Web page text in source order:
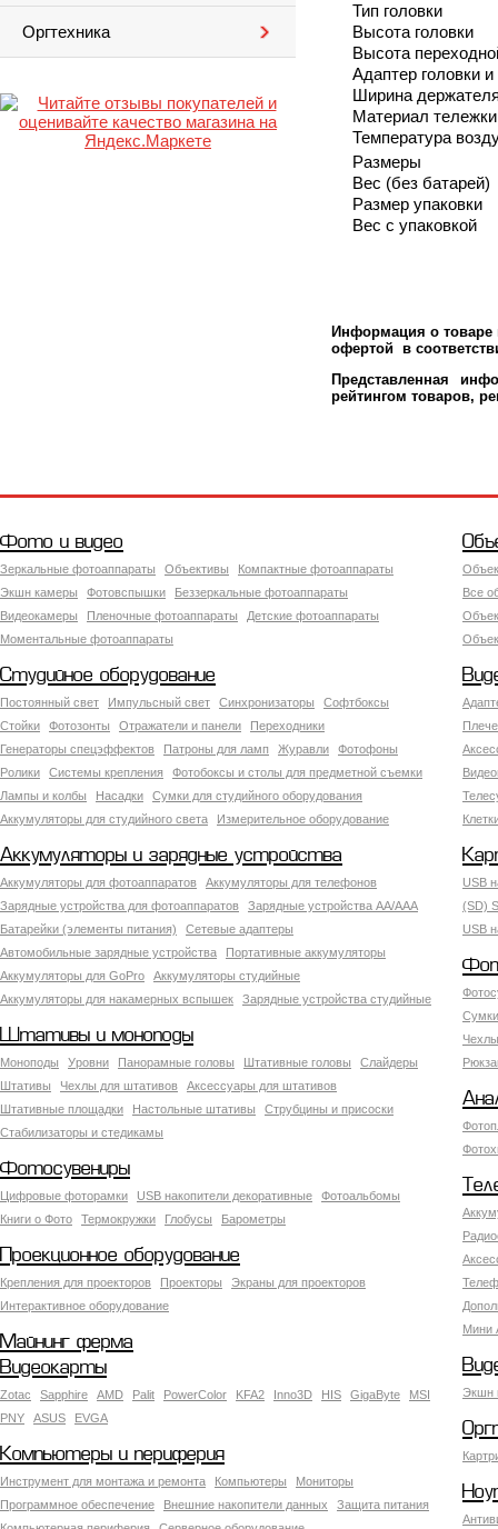
Оргтехника
Тип головки
Высота головки
Высота
Адаптер головки
Ширина
Материал тележки
Температура
Размеры
Вес (без батарей)
Размер упаковки
Вес с упаковкой
Информация о товаре
офертой в
Представленная
рейтингом товаров,
Фото и видео
Зеркальные фотоаппараты Объективы
Компактные фотоаппараты
Экшн камеры
Фотовспышки
Беззеркальные фотоаппараты
Видеокамеры
Пленочные фотоаппараты
Детские фотоаппараты
Моментальные фотоаппараты
Все
Студийное оборудование
Постоянный свет Импульсный свет Синхронизаторы
Софтбоксы
Стойки
Фотозонты Отражатели и панели
Переходники
Генераторы спецэффектов
Патроны для ламп Журавли
Фотофоны
Ролики
Системы крепления
Фотобоксы и столы для предметной съемки
Лампы и колбы
Насадки
Сумки для студийного оборудования
Аккумуляторы для студийного света
Измерительное оборудование
Аккумуляторы и зарядные устройства
Аккумуляторы для фотоаппаратов
Аккумуляторы для телефонов
Зарядные устройства для фотоаппаратов
Зарядные устройства AA/AAA
Батарейки (элементы питания)
Сетевые адаптеры
Автомобильные зарядные устройства
Портативные аккумуляторы
Аккумуляторы для GoPro
Аккумуляторы студийные
Аккумуляторы для накамерных вспышек
Зарядные устройства студийные
USB
(SD)
USB
Штативы и моноподы
Моноподы Уровни Панорамные головы Штативные головы
Слайдеры
Штативы
Чехлы для штативов
Аксессуары для штативов
Штативные площадки
Настольные штативы
Струбцины и присоски
Стабилизаторы и стедикамы
Фотосувениры
Цифровые фоторамки USB накопители декоративные
Фотоальбомы
Книги о Фото
Термокружки Глобусы Барометры
Мини
Проекционное оборудование
Крепления для проекторов Проекторы
Экраны для проекторов
Интерактивное оборудование
Майнинг ферма
Экшн
Видеокарты
Zotac Sapphire AMD Palit PowerColor KFA2 Inno3D HIS GigaByte
MSI
PNY
ASUS EVGA
Компьютеры и периферия
Инструмент для монтажа и ремонта Компьютеры
Мониторы
Программное обеспечение
Внешние накопители данных
Защита питания